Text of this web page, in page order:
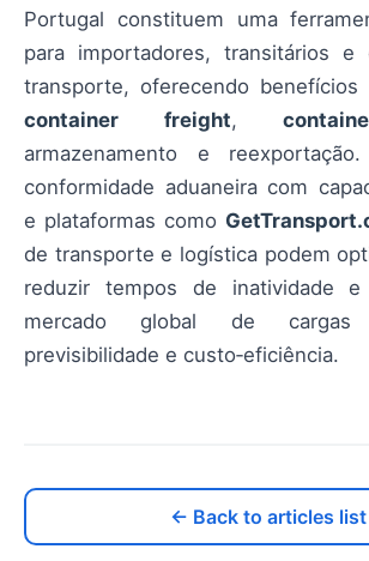
Portugal constituem uma
para importadores, transitários e
transporte, oferecendo
container freight,
armazenamento e
conformidade aduaneira com
e plataformas como
de transporte e logística podem
reduzir tempos de inatividade
mercado global de
previsibilidade e custo‑eficiência.
← Back to articles list